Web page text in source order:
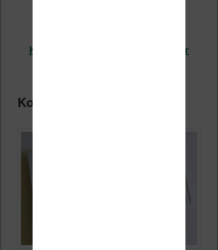
Kindle Paperwhite chez Boulanger
Kobo Libra Colour